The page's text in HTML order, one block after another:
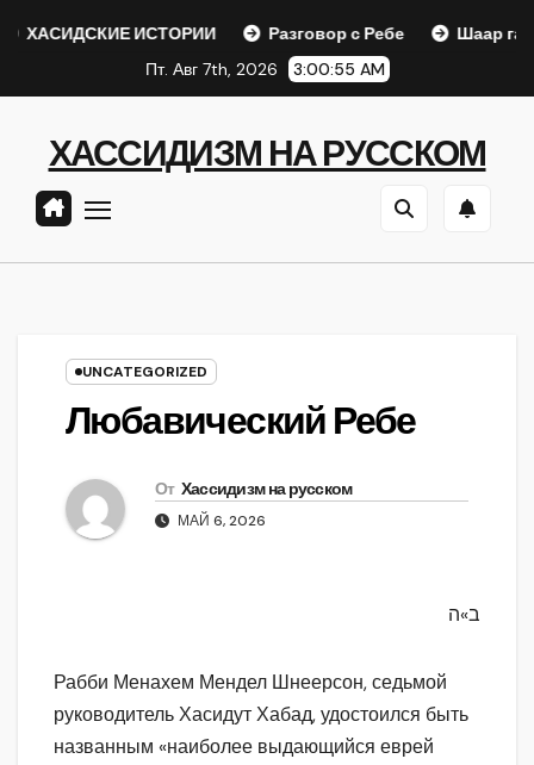
ИСТОРИИ Разговор с Ребе
Шаар гайихуд гл.
Пт. Авг 7th, 2026
3:00:56 AM
ХАССИДИЗМ НА РУССКОМ
UNCATEGORIZED
Любавический Ребе
От Хассидизм на русском
МАЙ 6, 2026
ב»ה
Рабби Менахем Мендел Шнеерсон, седьмой
руководитель Хасидут Хабад, удостоился быть
названным «наиболее выдающийся еврей